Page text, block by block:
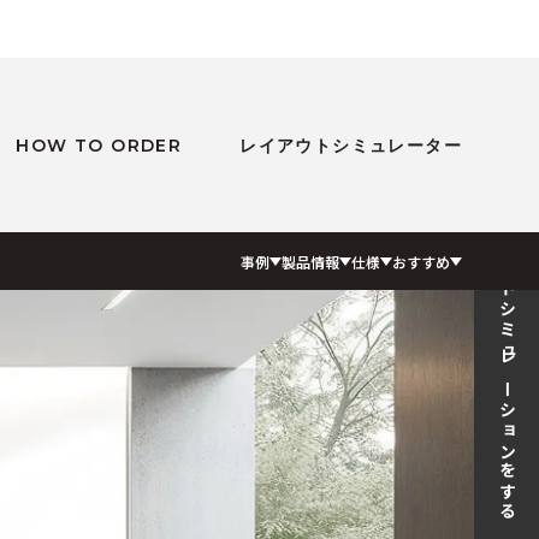
HOW TO ORDER レイアウトシミュレーター
事例 製品情報 仕様 おすすめ レイアウトシミュレーションをする